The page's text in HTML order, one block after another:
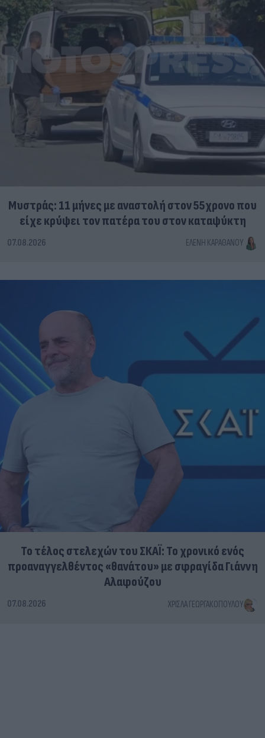
Μυστράς: 11 μήνες με αναστολή στον 55χρονο που
είχε κρύψει τον πατέρα του στον καταψύκτη
07.08.2026 ΕΛΈΝΗ ΚΑΡΑΘΆΝΟΥ
Το τέλος στελεχών του ΣΚΑΪ: Το χρονικό ενός
προαναγγελθέντος «θανάτου» με σφραγίδα Γιάννη
Αλαφούζου
07.08.2026 ΧΡΊΣΛΑ ΓΕΩΡΓΑΚΟΠΟΎΛΟΥ